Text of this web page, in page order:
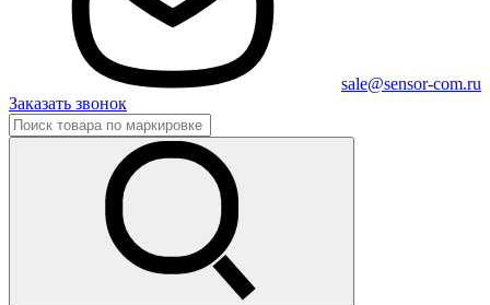
sale@sensor-com.ru
Заказать звонок